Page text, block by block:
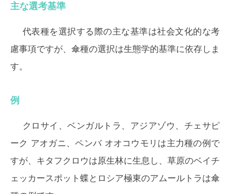
主な選考基準
代表種を選択する際の主な基準は社会文化的な考
慮事項ですが、傘種の選択は生態学的基準に依存しま
す。
例
クロサイ、ベンガルトラ、アジアゾウ、チェサピ
ーク アオガニ、ペンバ オオコウモリは主力種の例で
すが、キタフクロウは原生林に生息し、草原のベイチ
ェッカースポット蝶とロシア極東のアムールトラは傘